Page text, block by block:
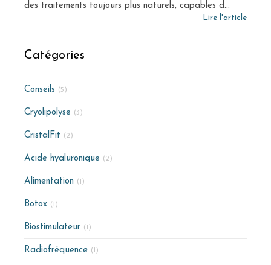
des traitements toujours plus naturels, capables d...
Lire l'article
Catégories
Conseils (5)
Cryolipolyse (3)
CristalFit (2)
Acide hyaluronique (2)
Alimentation (1)
Botox (1)
Biostimulateur (1)
Radiofréquence (1)